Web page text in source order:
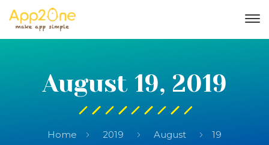
August 19, 2019
Home 2019 August 19